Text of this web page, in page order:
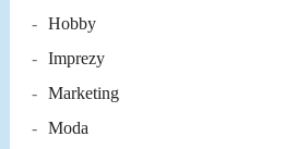
Hobby
Imprezy
Marketing
Moda